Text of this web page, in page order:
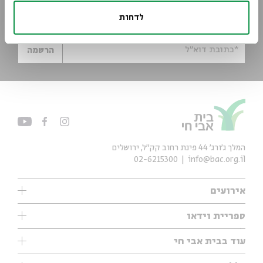
לדחות
הישארו מעודכנים
הירשמו לניוזלטר שלנו וקבלו עדכונים ישר למייל
*כתובת דוא"ל הרשמה
אירועים
עיון
אנגלית
ספריית וידאו
ילדים
מוזיקה
עוד בבית אבי חי
תערוכות
המלך ג'ורג' 44 פינת רחוב קק״ל, ירושלים
info@bac.org.il
02-6215300